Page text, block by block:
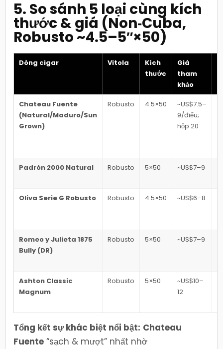
5. So sánh 5 loại cùng kích
thước & giá (Non‑Cuba,
Robusto ~4.5–5″×50)
Dòng cigar Vitola
Kích
thước
Giá
tham
khảo
Chateau Fuente
(Natural/Maduro/Sun
Grown)
Robusto 4.5×50
~US$7.5–
9/điếu;
hộp 20
Padrón 2000 Natural Robusto 5×50 ~US$7–9
Oliva Serie G Robusto Robusto 4.5×50 ~US$6–8
Romeo y Julieta 1875
Bully (DR)
Robusto 5×50 ~US$7–9
Ashton Classic
Magnum
Robusto 5×50
~US$10–
12
Tổng kết sự khác biệt nổi bật: Chateau
Fuente “sạch & mượt” nhất nhờ